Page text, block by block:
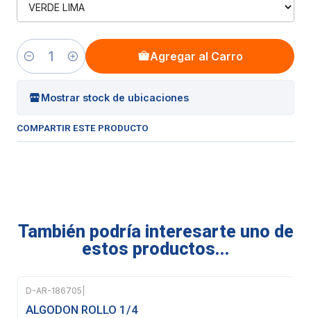
Cantidad
Agregar al Carro
Mostrar stock de ubicaciones
COMPARTIR ESTE PRODUCTO
También podría interesarte uno de
estos productos...
Agotado
D-AR-186705
ALGODON ROLLO 1/4